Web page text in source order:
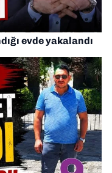
evde yakalandı